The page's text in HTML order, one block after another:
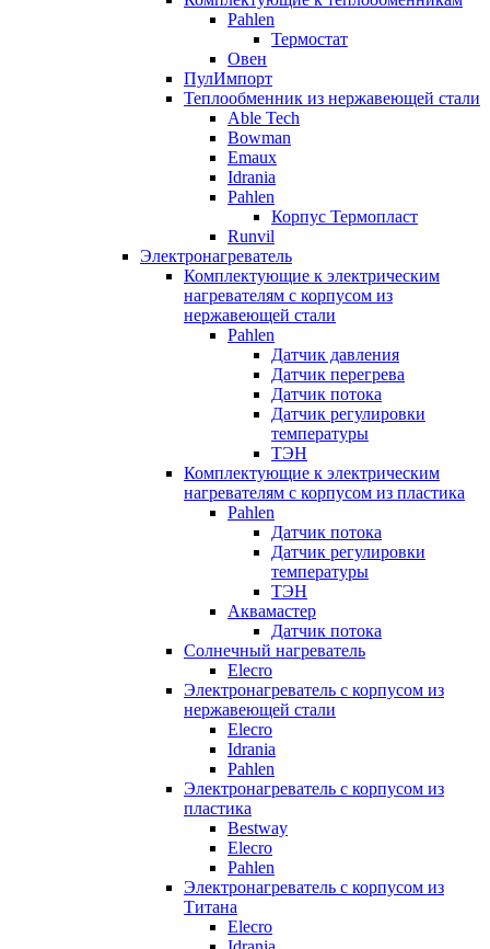
Pahlen
Термостат
Овен
ПулИмпорт
Теплообменник из нержавеющей стали
Able Tech
Bowman
Emaux
Idrania
Pahlen
Корпус Термопласт
Runvil
Электронагреватель
Комплектующие к электрическим
нагревателям с корпусом из
нержавеющей стали
Pahlen
Датчик давления
Датчик перегрева
Датчик потока
Датчик регулировки
температуры
ТЭН
Комплектующие к электрическим
нагревателям с корпусом из пластика
Pahlen
Датчик потока
Датчик регулировки
температуры
ТЭН
Аквамастер
Датчик потока
Солнечный нагреватель
Elecro
Электронагреватель с корпусом из
нержавеющей стали
Elecro
Idrania
Pahlen
Электронагреватель с корпусом из
пластика
Bestway
Elecro
Pahlen
Электронагреватель с корпусом из
Титана
Elecro